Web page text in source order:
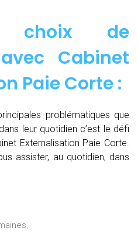
choix de
Cabinet
Paie Corte :
problématiques que
leur quotidien c’est le défi
Externalisation Paie Corte.
assister, au quotidien, dans